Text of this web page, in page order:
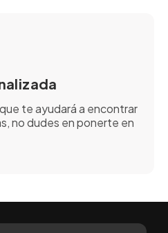
te ayudará a encontrar
no dudes en ponerte en